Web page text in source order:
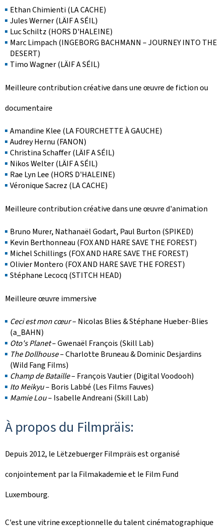
Ethan Chimienti (LA CACHE)
Jules Werner (LÄIF A SÉIL)
Luc Schiltz (HORS D'HALEINE)
Marc Limpach (INGEBORG BACHMANN – JOURNEY INTO THE
DESERT)
Timo Wagner (LÄIF A SÉIL)
Meilleure contribution créative dans une œuvre de fiction ou
documentaire
Amandine Klee (LA FOURCHETTE À GAUCHE)
Audrey Hernu (FANON)
Christina Schaffer (LÄIF A SÉIL)
Nikos Welter (LÄIF A SÉIL)
Rae Lyn Lee (HORS D'HALEINE)
Véronique Sacrez (LA CACHE)
Meilleure contribution créative dans une œuvre d'animation
Bruno Murer, Nathanaël Godart, Paul Burton (SPIKED)
Kevin Berthonneau (FOX AND HARE SAVE THE FOREST)
Michel Schillings (FOX AND HARE SAVE THE FOREST)
Olivier Montero (FOX AND HARE SAVE THE FOREST)
Stéphane Lecocq (STITCH HEAD)
Meilleure œuvre immersive
Ceci est mon cœur– Nicolas Blies & Stéphane Hueber-Blies
(a_BAHN)
Oto's Planet– Gwenaël François (Skill Lab)
The Dollhouse– Charlotte Bruneau & Dominic Desjardins
(Wild Fang Films)
Champ de Bataille– François Vautier (Digital Voodooh)
Ito Meikyu– Boris Labbé (Les Films Fauves)
Mamie Lou– Isabelle Andreani (Skill Lab)
À propos du Filmpräis:
Depuis 2012, le Lëtzebuerger Filmpräis est organisé
conjointement par la Filmakademie et le Film Fund
Luxembourg.
C'est une vitrine exceptionnelle du talent cinématographique